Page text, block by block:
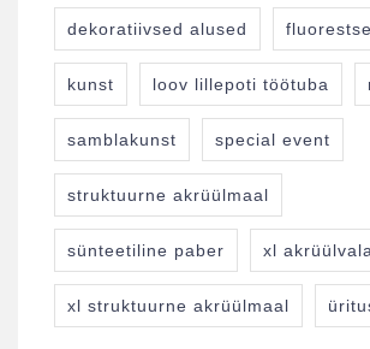
dekoratiivsed alused
kunst loov lillepoti töötuba
samblakunst special event
struktuurne akrüülmaal
sünteetiline paber xl
xl struktuurne akrüülmaal